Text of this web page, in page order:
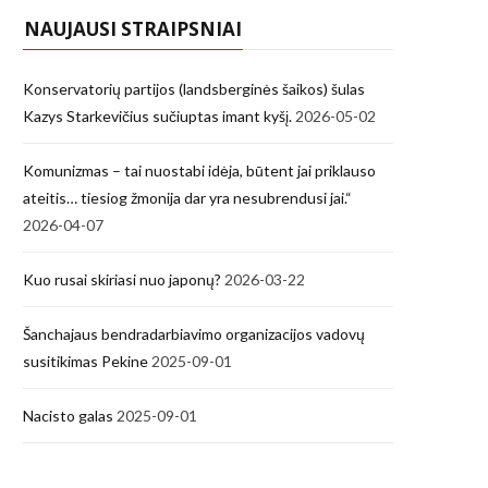
NAUJAUSI STRAIPSNIAI
Konservatorių partijos (landsberginės šaikos) šulas
Kazys Starkevičius sučiuptas imant kyšį. 2026-05-02
Komunizmas – tai nuostabi idėja, būtent jai priklauso
ateitis… tiesiog žmonija dar yra nesubrendusi jai.“
2026-04-07
Kuo rusai skiriasi nuo japonų? 2026-03-22
Šanchajaus bendradarbiavimo organizacijos vadovų
susitikimas Pekine 2025-09-01
Nacisto galas 2025-09-01